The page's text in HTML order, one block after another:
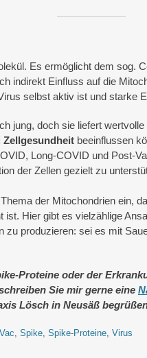
Es ermöglicht dem sog.
indirekt Einfluss auf die
selbst aktiv ist und starke
jung, doch sie liefert
beeinflussen
Long-COVID und Post-
der Zellen gezielt zu
der Mitochondrien ein,
Hier gibt es vielzählige
zu produzieren: sei es mit
Proteine oder der
Sie mir gerne eine
Lösch in Neusäß
Spike Spike-Proteine Virus